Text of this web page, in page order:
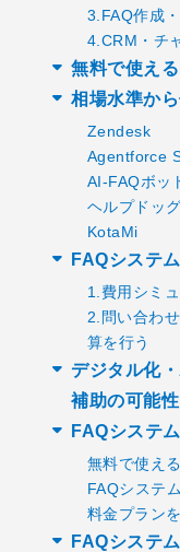
3.FAQ作成
4.CRM・チ
無料で使え
相場水準か
Zendesk
Agentforce
AI-FAQボッ
ヘルプドッグ
KotaMi
FAQシステ
1.費用シミ
2.問い合わ
算を行う
デジタル化
補助の可能性
FAQシステ
無料で使え
FAQシステ
料金プラン
FAQシステ